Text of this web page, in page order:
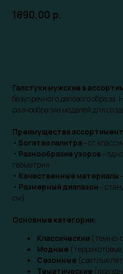
1890,00 р.
Галстуки мужские в
безупречного делового
разнообразие моделей для
Преимущества
• Богатая палитра– от
• Разнообразие узоров –
геометрия
• Качественные материалы
• Размерный диапазон –
см)
Основные категории:
Классические (темно-
Модные
Сезонные (светлые
Тематические